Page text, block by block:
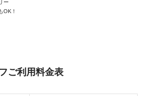
ー
OK！
ご利用料金表